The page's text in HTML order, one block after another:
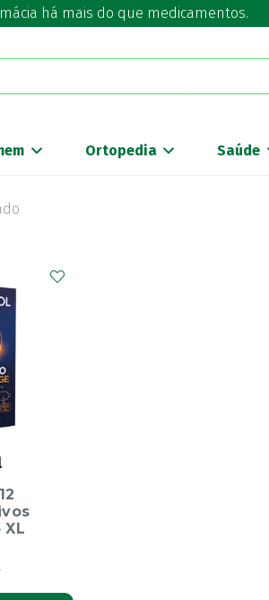
há mais do que medicamentos.
Ortopedia Saúde
XL